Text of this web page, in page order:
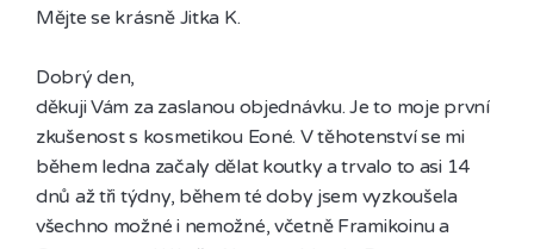
Mějte se krásně Jitka K.
Dobrý den,
děkuji Vám za zaslanou objednávku. Je to moje první
zkušenost s kosmetikou Eoné. V těhotenství se mi
během ledna začaly dělat koutky a trvalo to asi 14
dnů až tři týdny, během té doby jsem vyzkoušela
všechno možné i nemožné, včetně Framikoinu a